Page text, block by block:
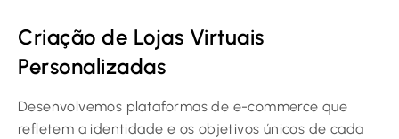
Criação de Lojas Virtuais
Personalizadas
Desenvolvemos plataformas de e-commerce que
refletem a identidade e os objetivos únicos de cada